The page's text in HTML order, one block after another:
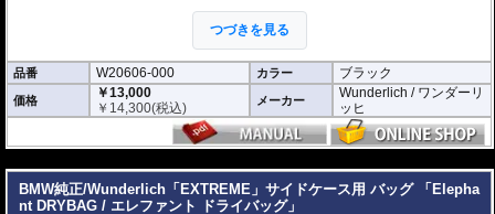
※このトップバッグは取り付けるバッグレストによっては、天面のサイズより
も大きい可能性があります。取り付けるバッグのサイズを予めご確認の上お求
め下さい。
つづきを見る
品番 W20606-000 カラー ブラック
価格
￥13,000
￥ 14,300(税込) メーカー
Wunderlich / ワンダーリ
ッヒ
BMW純正/Wunderlich「EXTREME」サイドケース用 バッグ 「Elepha
nt DRYBAG / エレファント ドライバッグ」